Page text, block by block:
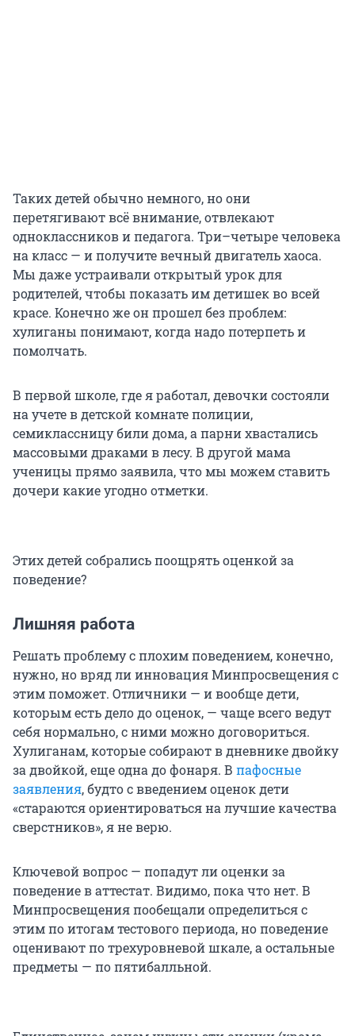
Таких детей обычно немного, но они
перетягивают всё внимание, отвлекают
одноклассников и педагога. Три–четыре человека
на класс — и получите вечный двигатель хаоса.
Мы даже устраивали открытый урок для
родителей, чтобы показать им детишек во всей
красе. Конечно же он прошел без проблем:
хулиганы понимают, когда надо потерпеть и
помолчать.
В первой школе, где я работал, девочки состояли
на учете в детской комнате полиции,
семиклассницу били дома, а парни хвастались
массовыми драками в лесу. В другой мама
ученицы прямо заявила, что мы можем ставить
дочери какие угодно отметки.
Этих детей собрались поощрять оценкой за
поведение?
Лишняя работа
Решать проблему с плохим поведением, конечно,
нужно, но вряд ли инновация Минпросвещения с
этим поможет. Отличники — и вообще дети,
которым есть дело до оценок, — чаще всего ведут
себя нормально, с ними можно договориться.
Хулиганам, которые собирают в дневнике двойку
за двойкой, еще одна до фонаря. В пафосные
заявления, будто с введением оценок дети
«стараются ориентироваться на лучшие качества
сверстников», я не верю.
Ключевой вопрос — попадут ли оценки за
поведение в аттестат. Видимо, пока что нет. В
Минпросвещения пообещали определиться с
этим по итогам тестового периода, но поведение
оценивают по трехуровневой шкале, а остальные
предметы — по пятибалльной.